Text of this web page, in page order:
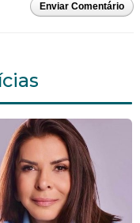
Enviar Comentário